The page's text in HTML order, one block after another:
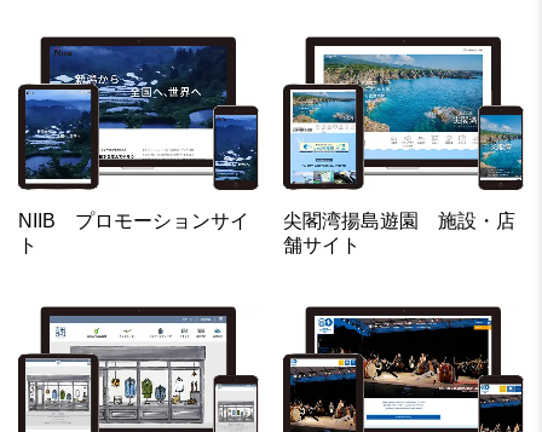
NIIB プロモーションサイ
ト
尖閣湾揚島遊園 施設・店
舗サイト